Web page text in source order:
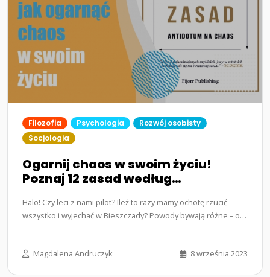
Filozofia Psychologia
Rozwój osobisty
Socjologia
Ogarnij chaos w swoim życiu!
Poznaj 12 zasad według
Halo! Czy leci z nami pilot? Ileż to razy mamy ochotę rzucić
wszystko i wyjechać w Bieszczady? Powody bywają różne – od
Magdalena Andruczyk 8 września 2023